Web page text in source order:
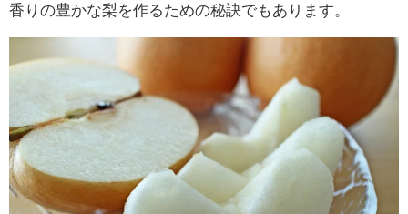
香りの豊かな梨を作るための秘訣でもあります。